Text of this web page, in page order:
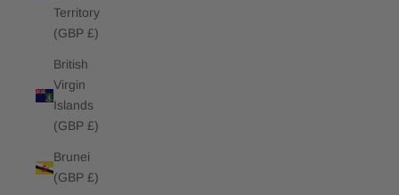
Territory
(GBP £)
British
Virgin
Islands
(GBP £)
Brunei
(GBP £)